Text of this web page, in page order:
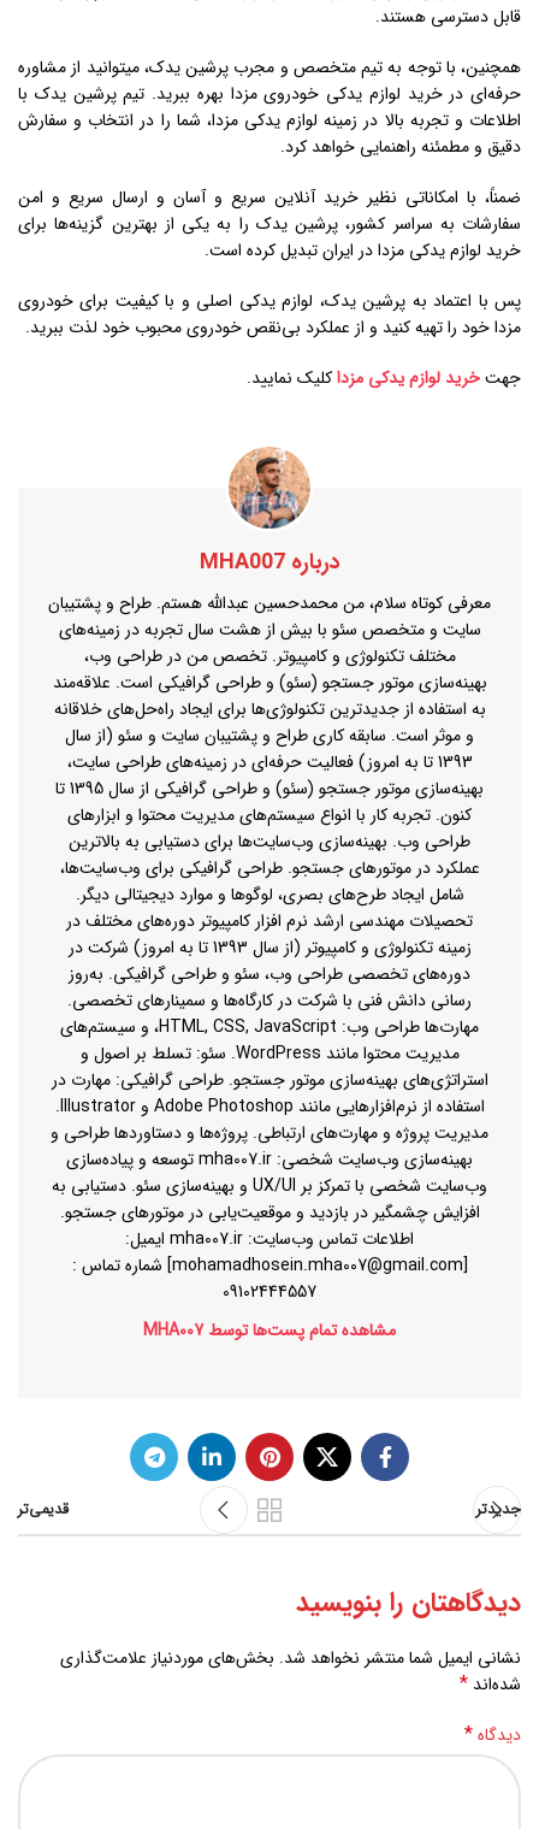
قابل دسترسی هستند.
همچنین، با توجه به تیم متخصص و مجرب پرشین یدک، میتوانید از مشاوره
حرفه‌ای در خرید لوازم یدکی خودروی مزدا بهره ببرید. تیم پرشین یدک با
اطلاعات و تجربه بالا در زمینه لوازم یدکی مزدا، شما را در انتخاب و سفارش
دقیق و مطمئنه راهنمایی خواهد کرد.
ضمناً، با امکاناتی نظیر خرید آنلاین سریع و آسان و ارسال سریع و امن
سفارشات به سراسر کشور، پرشین یدک را به یکی از بهترین گزینه‌ها برای
خرید لوازم یدکی مزدا در ایران تبدیل کرده است.
پس با اعتماد به پرشین یدک، لوازم یدکی اصلی و با کیفیت برای خودروی
مزدا خود را تهیه کنید و از عملکرد بی‌نقص خودروی محبوب خود لذت ببرید.
جهتخرید لوازم یدکی مزداکلیک نمایید.
درباره MHA007
معرفی کوتاه سلام، من محمدحسین عبدالله هستم. طراح و پشتیبان
سایت و متخصص سئو با بیش از هشت سال تجربه در زمینه‌های
مختلف تکنولوژی و کامپیوتر. تخصص من در طراحی وب،
بهینه‌سازی موتور جستجو (سئو) و طراحی گرافیکی است. علاقه‌مند
به استفاده از جدیدترین تکنولوژی‌ها برای ایجاد راه‌حل‌های خلاقانه
و موثر است. سابقه کاری طراح و پشتیبان سایت و سئو (از سال
1393 تا به امروز) فعالیت حرفه‌ای در زمینه‌های طراحی سایت،
بهینه‌سازی موتور جستجو (سئو) و طراحی گرافیکی از سال 1395 تا
کنون. تجربه کار با انواع سیستم‌های مدیریت محتوا و ابزارهای
طراحی وب. بهینه‌سازی وب‌سایت‌ها برای دستیابی به بالاترین
عملکرد در موتورهای جستجو. طراحی گرافیکی برای وب‌سایت‌ها،
شامل ایجاد طرح‌های بصری، لوگوها و موارد دیجیتالی دیگر.
تحصیلات مهندسی ارشد نرم افزار کامپیوتر دوره‌های مختلف در
زمینه تکنولوژی و کامپیوتر (از سال 1393 تا به امروز) شرکت در
دوره‌های تخصصی طراحی وب، سئو و طراحی گرافیکی. به‌روز
رسانی دانش فنی با شرکت در کارگاه‌ها و سمینارهای تخصصی.
مهارت‌ها طراحی وب: HTML, CSS, JavaScript، و سیستم‌های
مدیریت محتوا مانند WordPress. سئو: تسلط بر اصول و
استراتژی‌های بهینه‌سازی موتور جستجو. طراحی گرافیکی: مهارت در
استفاده از نرم‌افزارهایی مانند Adobe Photoshop و Illustrator.
مدیریت پروژه و مهارت‌های ارتباطی. پروژه‌ها و دستاوردها طراحی و
بهینه‌سازی وب‌سایت شخصی: mha007.ir توسعه و پیاده‌سازی
وب‌سایت شخصی با تمرکز بر UX/UI و بهینه‌سازی سئو. دستیابی به
افزایش چشمگیر در بازدید و موقعیت‌یابی در موتورهای جستجو.
اطلاعات تماس وب‌سایت: mha007.ir ایمیل:
[mohamadhosein.mha007@gmail.com] شماره تماس :
09102444557
مشاهده تمام پست‌ها توسط MHA007
جدیدتر قدیمی‌تر
دیدگاهتان را بنویسید
نشانی ایمیل شما منتشر نخواهد شد. بخش‌های موردنیاز علامت‌گذاری
شده‌اند *
دیدگاه*